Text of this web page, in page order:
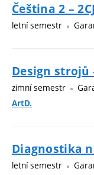
Čeština 2 – 2CJ
letní semestr
Design strojů
zimní semestr
ArtD.
Diagnostika
letní semestr